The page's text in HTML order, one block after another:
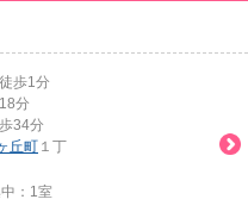
歩1分
分
34分
丘町 １丁
： 1室